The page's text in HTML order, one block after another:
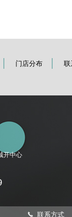
门店分布 联
开中心